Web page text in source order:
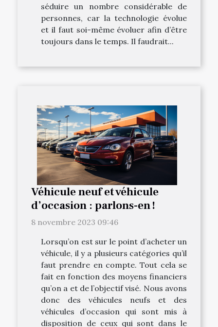
séduire un nombre considérable de
personnes, car la technologie évolue
et il faut soi-même évoluer afin d’être
toujours dans le temps. Il faudrait...
Véhicule neuf et véhicule
d’occasion : parlons-en !
8 novembre 2023 09:46
Lorsqu’on est sur le point d’acheter un
véhicule, il y a plusieurs catégories qu’il
faut prendre en compte. Tout cela se
fait en fonction des moyens financiers
qu’on a et de l’objectif visé. Nous avons
donc des véhicules neufs et des
véhicules d’occasion qui sont mis à
disposition de ceux qui sont dans le